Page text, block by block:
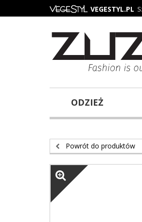
do
VEGESTYL.PL
ODZIEŻ
Powrót do produktów